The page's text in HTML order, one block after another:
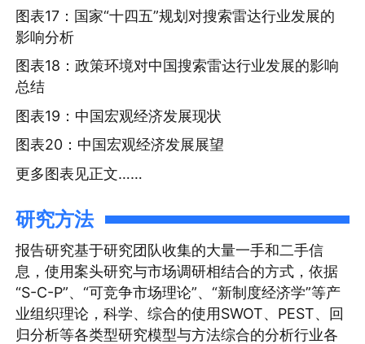
图表17：国家“十四五”规划对搜索雷达行业发展的
影响分析
图表18：政策环境对中国搜索雷达行业发展的影响
总结
图表19：中国宏观经济发展现状
图表20：中国宏观经济发展展望
更多图表见正文……
研究方法
报告研究基于研究团队收集的大量一手和二手信
息，使用案头研究与市场调研相结合的方式，依据
“S-C-P”、“可竞争市场理论”、“新制度经济学”等产
业组织理论，科学、综合的使用SWOT、PEST、回
归分析等各类型研究模型与方法综合的分析行业各